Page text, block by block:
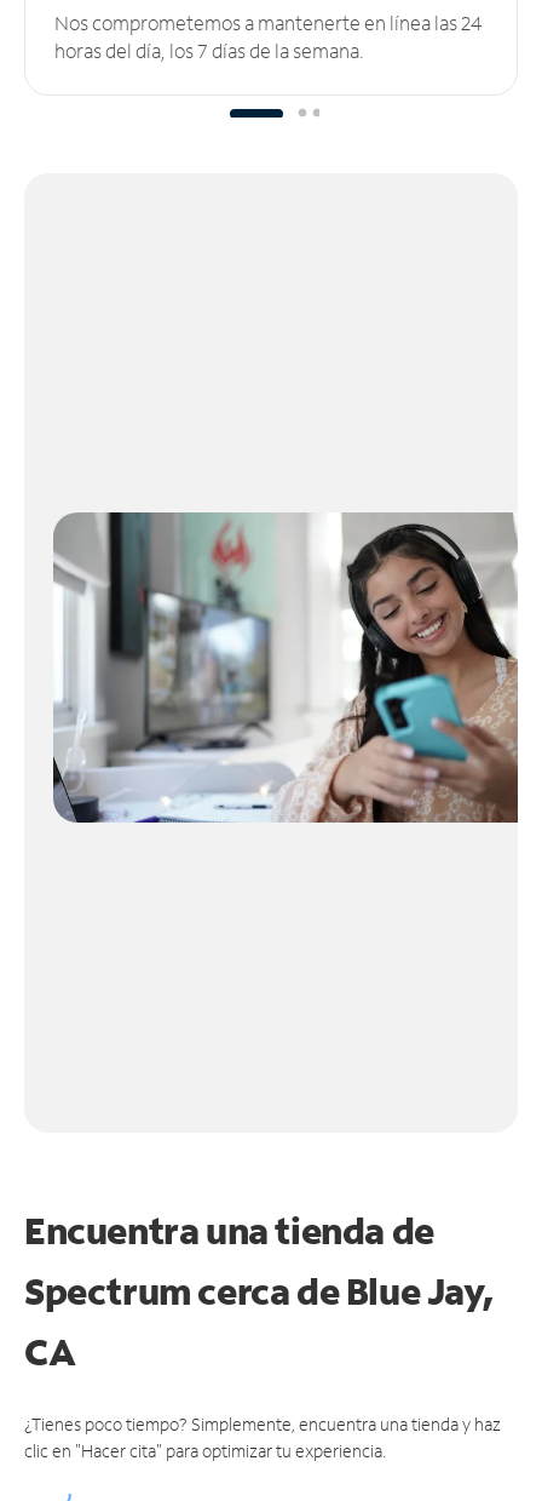
Nos comprometemos a mantenerte en línea las 24
horas del día, los 7 días de la semana.
Encuentra una tienda de
Spectrumcerca de Blue Jay,
CA
¿Tienes poco tiempo? Simplemente, encuentra una tienda y haz
clic en "Hacer cita" para optimizar tu experiencia.